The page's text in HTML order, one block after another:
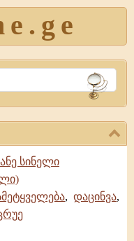
სინელი
, დაცინვა,